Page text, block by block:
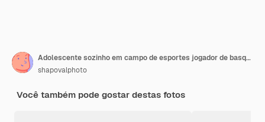
Adolescente sozinho em campo de esportes jogador de basquete adolescente
shapovalphoto
Você também pode gostar destas fotos